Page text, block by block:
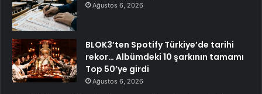
Ağustos 6, 2026
BLOK3’ten Spotify Türkiye’de tarihi
rekor… Albümdeki 10 şarkının tamamı
Top 50’ye girdi
Ağustos 6, 2026